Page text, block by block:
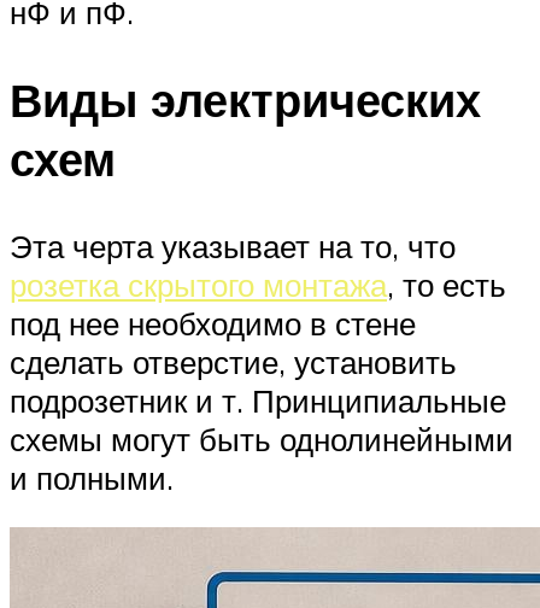
нФ и пФ.
Виды электрических
схем
Эта черта указывает на то, что
розетка скрытого монтажа, то есть
под нее необходимо в стене
сделать отверстие, установить
подрозетник и т. Принципиальные
схемы могут быть однолинейными
и полными.